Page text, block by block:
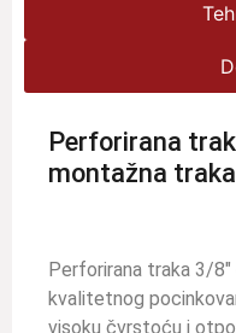
Perforirana
montažna
Perforirana traka 3/
kvalitetnog
visoku čvrstoću i